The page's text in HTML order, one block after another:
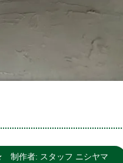
作者: スタッフ ニシヤマ